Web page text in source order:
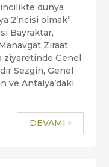
dünya
2’ncisi olmak”
Bayraktar,
Ziraat
ziyaretinde Genel
Sezgin, Genel
ve Antalya’daki
DEVAMI